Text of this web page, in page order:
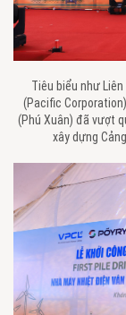
Tiêu biểu như
(Pacific
(Phú Xuân) đã vượt
xây dựng